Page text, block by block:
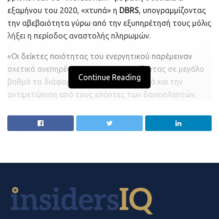
εξαμήνου του 2020, «χτυπά» η DBRS, υπογραμμίζοντας
την αβεβαιότητα γύρω από την εξυπηρέτησή τους μόλις
λήξει η περίοδος αναστολής πληρωμών.
«Οι δείκτες ποιότητας του ενεργητικού παρέμειναν
σχετικά ανεπηρέαστοι, αντικατοπτρίζοντας σε μεγάλο
βαθμό τα διάφορα μέτρα στήριξης, αλλά και την
αντιμετώπιση από τους επόπτες των δανειοληπτών,
χαρακτηριστικά και προσθέτει: «Ωστόσο, τα δάνεια υπό
μορατόρια, ύψους 18 δισ. ευρώ στα τέλη Ιουνίου 2020,
Υπενθυμίζεται πως στο πλαίσιο αυτό οι
ήδη ανακοινώσει την πρόθεσή τους να μειώσουν στο
μισό το ύψος της μηνιαίας δόσης, που θα κληθούν να
Continue Reading